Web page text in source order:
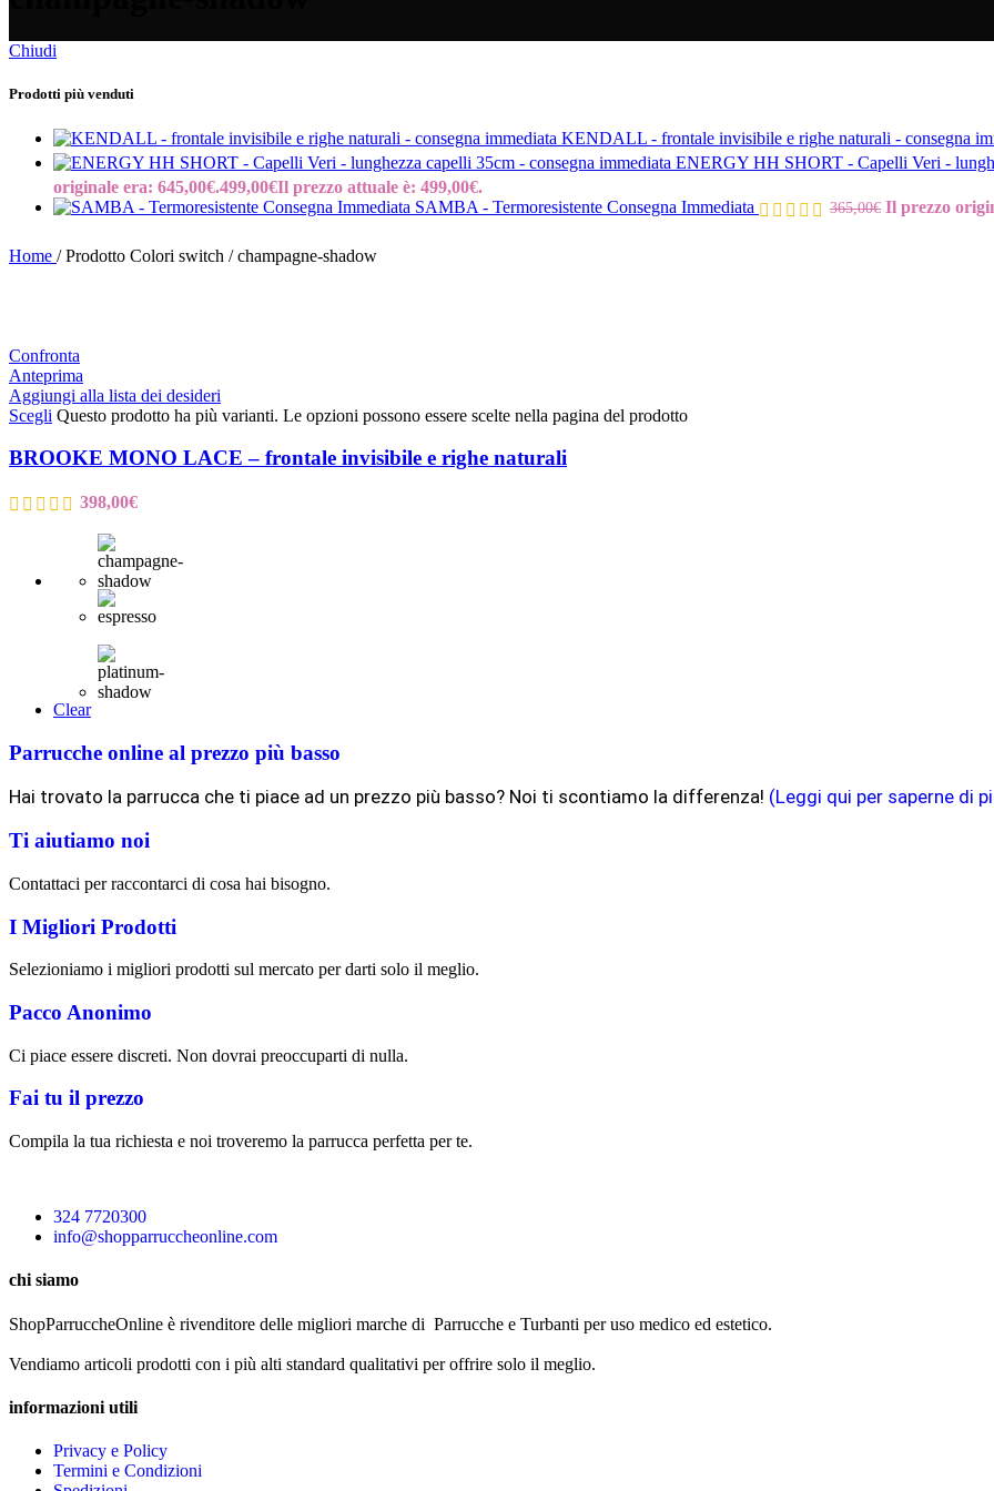
Chiudi
Prodotti più venduti
KENDALL - frontale invisibile e righe naturali - consegna
ENERGY HH SHORT - Capelli Veri -
originale era: 645,00€.499,00€Il prezzo attuale è: 499,00€.
SAMBA - Termoresistente Consegna Immediata
365,00€ Il prezzo
Home / Prodotto Colori switch / champagne-shadow
Confronta
Anteprima
Aggiungi alla lista dei desideri
Scegli Questo prodotto ha più varianti. Le opzioni possono essere scelte nella pagina del prodotto
BROOKE MONO LACE – frontale invisibile e righe naturali
398,00€
Clear
Parrucche online al prezzo più basso
Hai trovato la parrucca che ti piace ad un prezzo più basso? Noi ti scontiamo la differenza! (Leggi qui per saperne di
Ti aiutiamo noi
Contattaci per raccontarci di cosa hai bisogno.
I Migliori Prodotti
Selezioniamo i migliori prodotti sul mercato per darti solo il meglio.
Pacco Anonimo
Ci piace essere discreti. Non dovrai preoccuparti di nulla.
Fai tu il prezzo
Compila la tua richiesta e noi troveremo la parrucca perfetta per te.
324 7720300
info@shopparruccheonline.com
chi siamo
ShopParruccheOnline è rivenditore delle migliori marche di Parrucche e Turbanti per uso medico ed estetico.
Vendiamo articoli prodotti con i più alti standard qualitativi per offrire solo il meglio.
informazioni utili
Privacy e Policy
Termini e Condizioni